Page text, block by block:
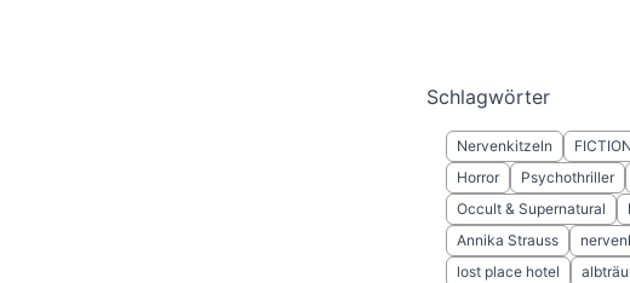
Schlagwörter
Nervenkitzeln FICTION
Horror
Psychothriller
Occult & Supernatural
Annika Strauss
lost place hotel